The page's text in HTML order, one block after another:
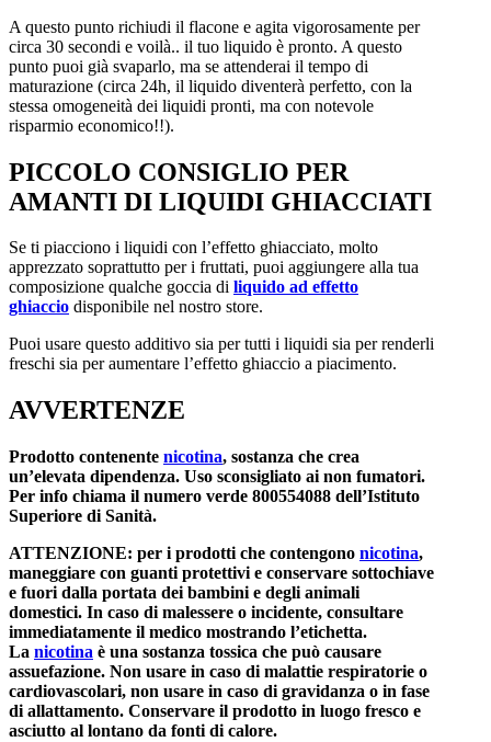
A questo punto richiudi il flacone e agita vigorosamente per
circa 30 secondi e voilà.. il tuo liquido è pronto. A questo
punto puoi già svaparlo, ma se attenderai il tempo di
maturazione (circa 24h, il liquido diventerà perfetto, con la
stessa omogeneità dei liquidi pronti, ma con notevole
risparmio economico!!).
PICCOLO CONSIGLIO PER
AMANTI DI LIQUIDI GHIACCIATI
Se ti piacciono i liquidi con l’effetto ghiacciato, molto
apprezzato soprattutto per i fruttati, puoi aggiungere alla tua
composizione qualche goccia di liquido ad effetto
ghiaccio disponibile nel nostro store.
Puoi usare questo additivo sia per tutti i liquidi sia per renderli
freschi sia per aumentare l’effetto ghiaccio a piacimento.
AVVERTENZE
Prodotto contenente nicotina, sostanza che crea
un’elevata dipendenza. Uso sconsigliato ai non fumatori.
Per info chiama il numero verde 800554088 dell’Istituto
Superiore di Sanità.
ATTENZIONE: per i prodotti che contengono nicotina,
maneggiare con guanti protettivi e conservare sottochiave
e fuori dalla portata dei bambini e degli animali
domestici. In caso di malessere o incidente, consultare
immediatamente il medico mostrando l’etichetta.
La nicotina è una sostanza tossica che può causare
assuefazione. Non usare in caso di malattie respiratorie o
cardiovascolari, non usare in caso di gravidanza o in fase
di allattamento. Conservare il prodotto in luogo fresco e
asciutto al lontano da fonti di calore.